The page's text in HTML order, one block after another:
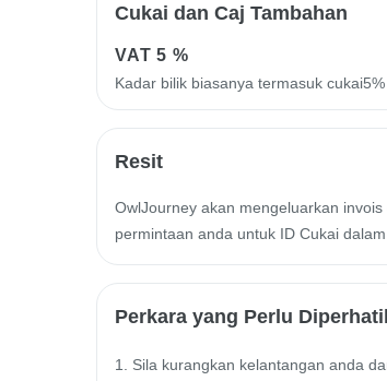
Cukai dan Caj Tambahan
VAT5 %
Kadar bilik biasanya termasuk cukai5%
Resit
OwlJourney akan mengeluarkan
permintaan anda untuk ID Cukai
Perkara yang Perlu
1. Sila kurangkan kelantangan anda